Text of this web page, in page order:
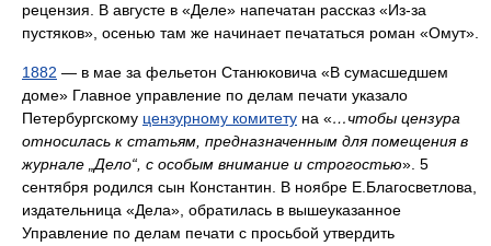
рецензия. В августе в «Деле» напечатан рассказ «Из-за
пустяков», осенью там же начинает печататься роман «Омут».
1882 — в мае за фельетон Станюковича «В сумасшедшем
доме» Главное управление по делам печати указало
Петербургскому цензурному комитету на «…чтобы цензура
относилась к статьям, предназначенным для помещения в
журнале „Дело“, с особым внимание и строгостью». 5
сентября родился сын Константин. В ноябре Е.Благосветлова,
издательница «Дела», обратилась в вышеуказанное
Управление по делам печати с просьбой утвердить